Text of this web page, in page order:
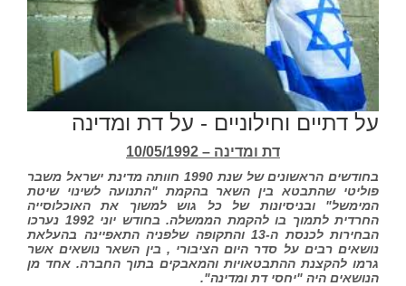
על דתיים וחילוניים - על דת ומדינה
דת ומדינה – 10/05/1992
ב
חודשים הראשונים של שנת 1990 חוותה מדינת ישראל משבר
פוליטי שהתבטא בין השאר בהקמת "התנועה לשינוי שיטת
המימשל" ובניסיונות של כל גוש למשוך את האוכלוסייה
החרדית לתמוך בו להקמת הממשלה. בחודש יוני 1992 נערכו
הבחירות לכנסת ה-13 והתקופה שלפניה התאפיינה בהעלאת
נושאים רבים על סדר היום הציבורי , בין השאר נושאים אשר
גרמו להקצנת ההתבטאויות והמאבקים בתוך החברה. אחד מן
הנושאים היה "יחסי דת ומדינה".